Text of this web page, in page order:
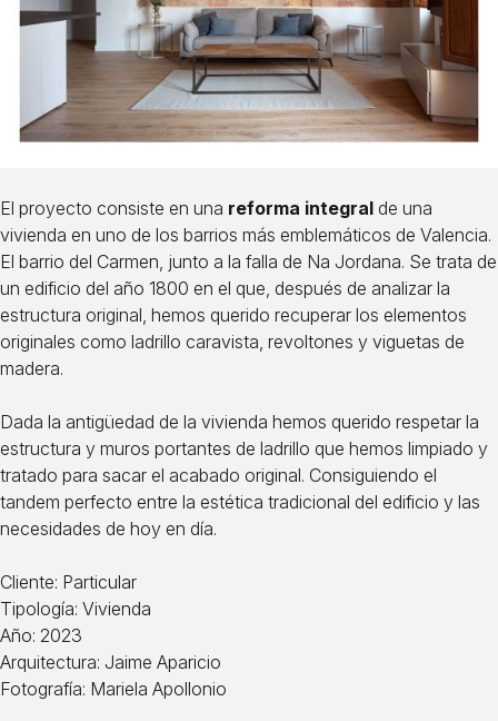
El proyecto consiste en una reforma integral de una
vivienda en uno de los barrios más emblemáticos de Valencia.
El barrio del Carmen, junto a la falla de Na Jordana. Se trata de
un edificio del año 1800 en el que, después de analizar la
estructura original, hemos querido recuperar los elementos
originales como ladrillo caravista, revoltones y viguetas de
madera.
Dada la antigüedad de la vivienda hemos querido respetar la
estructura y muros portantes de ladrillo que hemos limpiado y
tratado para sacar el acabado original. Consiguiendo el
tandem perfecto entre la estética tradicional del edificio y las
necesidades de hoy en día.
Cliente: Particular
Tipología: Vivienda
Año: 2023
Arquitectura: Jaime Aparicio
Fotografía: Mariela Apollonio